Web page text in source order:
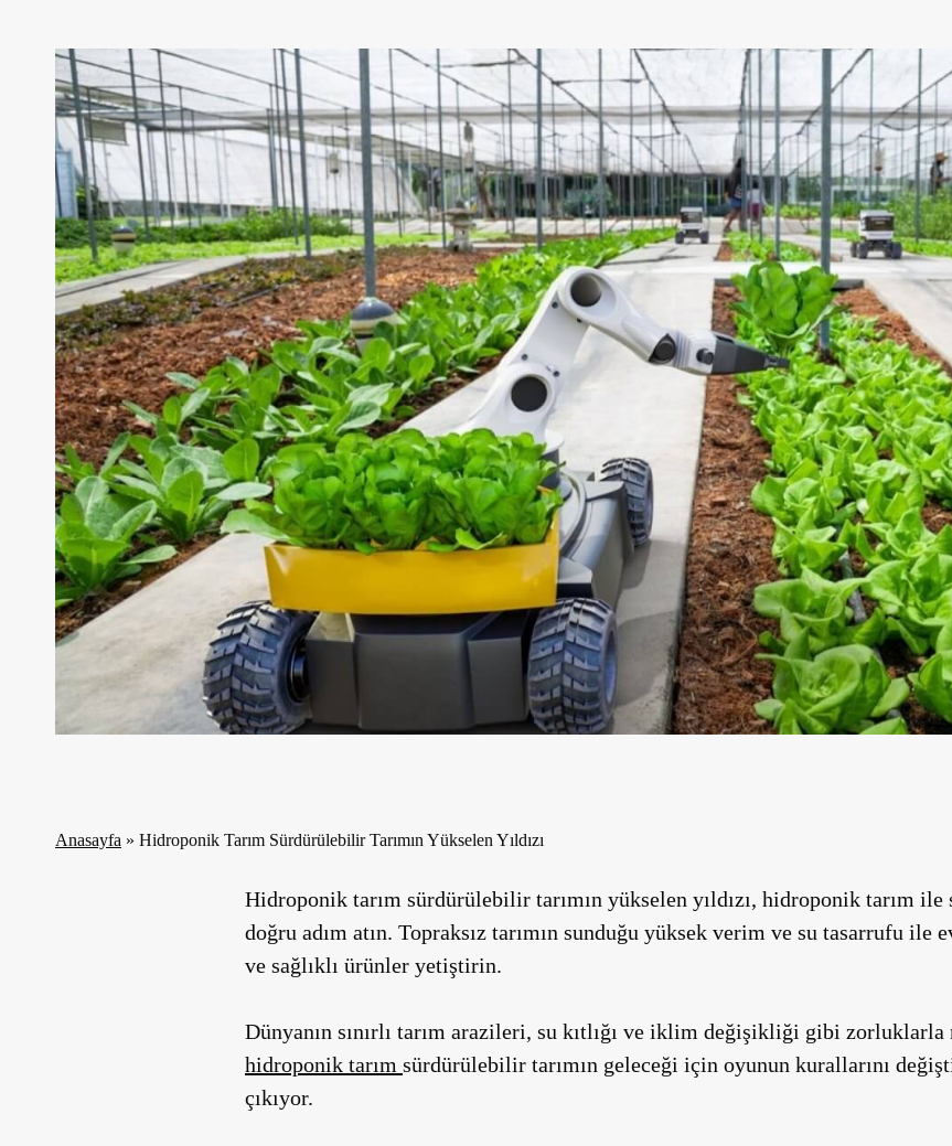
Anasayfa » Hidroponik Tarım Sürdürülebilir Tarımın Yükselen Yıldızı
Hidroponik tarım sürdürülebilir tarımın yükselen yıldızı, hidroponik tarım
doğru adım atın. Topraksız tarımın sunduğu yüksek verim ve su tasarrufu ile
ve sağlıklı ürünler yetiştirin.
Dünyanın sınırlı tarım arazileri, su kıtlığı ve iklim değişikliği gibi
hidroponik tarım sürdürülebilir tarımın geleceği için oyunun kurallarını
çıkıyor.